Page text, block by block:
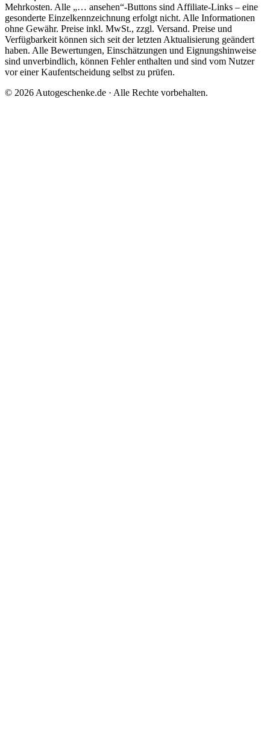
Mehrkosten. Alle „… ansehen“-Buttons sind Affiliate-Links – eine
gesonderte Einzelkennzeichnung erfolgt nicht. Alle Informationen
ohne Gewähr. Preise inkl. MwSt., zzgl. Versand. Preise und
Verfügbarkeit können sich seit der letzten Aktualisierung geändert
haben. Alle Bewertungen, Einschätzungen und Eignungshinweise
sind unverbindlich, können Fehler enthalten und sind vom Nutzer
vor einer Kaufentscheidung selbst zu prüfen.
© 2026 Autogeschenke.de · Alle Rechte vorbehalten.